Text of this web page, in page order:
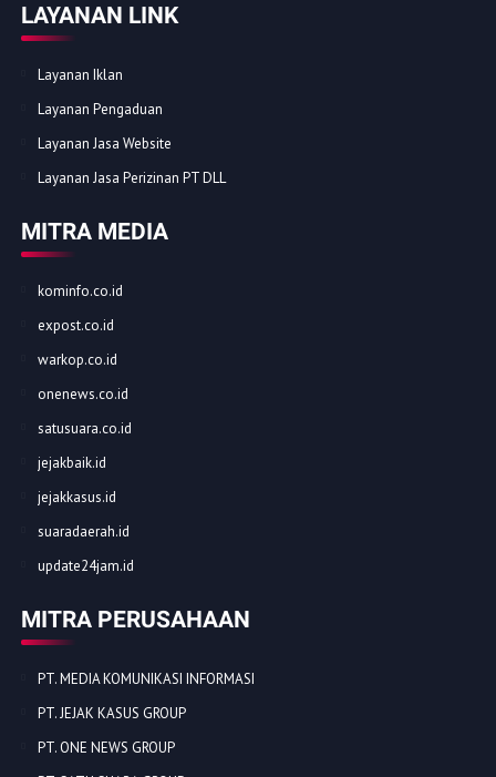
LAYANAN LINK
Layanan Iklan
Layanan Pengaduan
Layanan Jasa Website
Layanan Jasa Perizinan PT DLL
MITRA MEDIA
kominfo.co.id
expost.co.id
warkop.co.id
onenews.co.id
satusuara.co.id
jejakbaik.id
jejakkasus.id
suaradaerah.id
update24jam.id
MITRA PERUSAHAAN
PT. MEDIA KOMUNIKASI INFORMASI
PT. JEJAK KASUS GROUP
PT. ONE NEWS GROUP